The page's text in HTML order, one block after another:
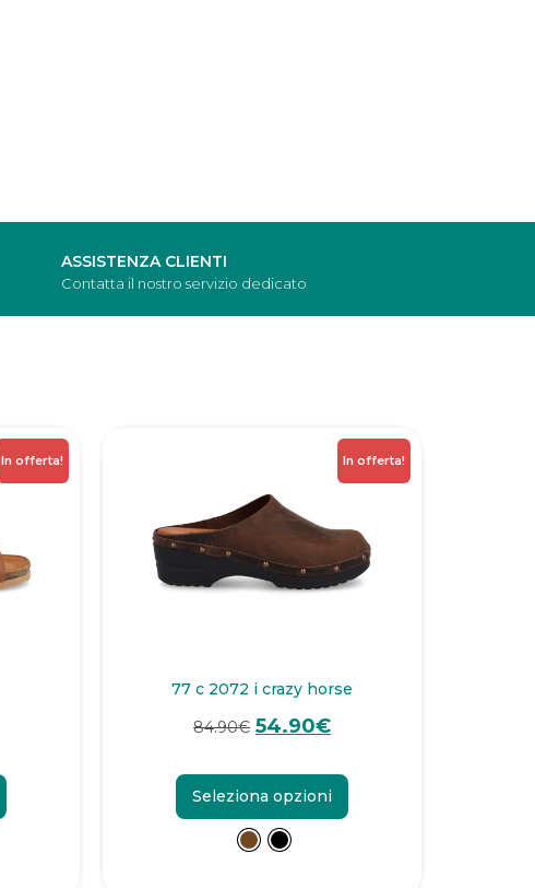
ASSISTENZA CLIENTI
Contatta il nostro servizio dedicato
In offerta! In offerta!
77 c 2072 i crazy horse
84.90€ 54.90€
Seleziona opzioni